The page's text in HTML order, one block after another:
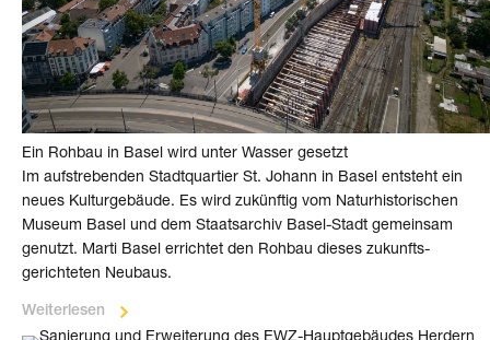
Ein Roh­bau in Basel wird unter Wasser gesetzt
Im aufstrebenden Stadt­quartier St. Johann in Basel entsteht ein
neues Kultur­gebäude. Es wird zukünftig vom Natur­historischen
Museum Basel und dem Staats­archiv Basel-Stadt gemeinsam
genutzt. Marti Basel errichtet den Roh­bau dieses zukunfts­
gerichteten Neubaus.
Weiterlesen